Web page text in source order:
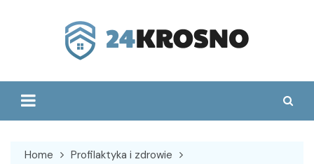
Home
Profilaktyka i zdrowie